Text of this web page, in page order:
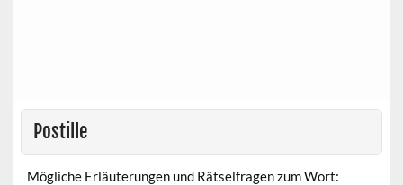
Postille
Mögliche Erläuterungen und Rätselfragen zum Wort: